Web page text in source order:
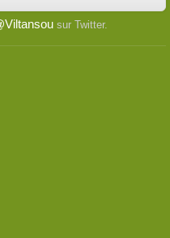
sur Twitter.